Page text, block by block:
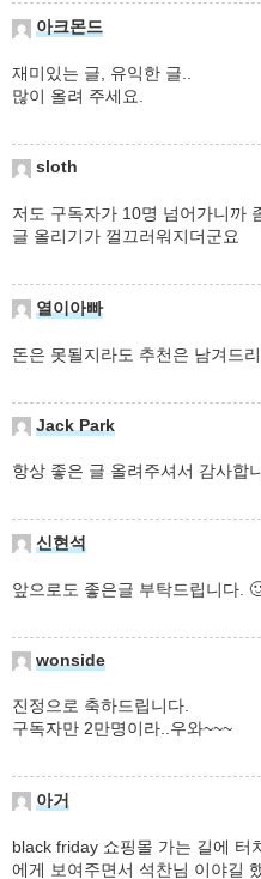
아크몬드
재미있는 글, 유익한 글..
많이 올려 주세요.
sloth
저도 구독자가 10명 넘어가니까
글 올리기가 껄끄러워지더군요
열이아빠
돈은 못될지라도 추천은 남겨드
Jack Park
항상 좋은 글 올려주셔서 감사합
신현석
앞으로도 좋은글 부탁드립니다.
wonside
진정으로 축하드립니다.
구독자만 2만명이라..우와~~~
아거
black friday 쇼핑몰 가는 길에 터
에게 보여주면서 석찬님 이야길